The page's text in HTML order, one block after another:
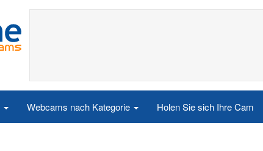
Webcams nach Kategorie Holen Sie sich Ihre Cam